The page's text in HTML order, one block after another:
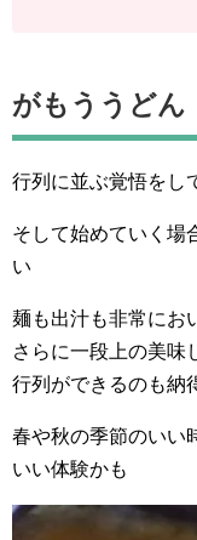
がもううどん
行列に並ぶ覚悟をし
そして始めていく場
い
麺も出汁も非常にお
さらに一段上の美味
行列ができるのも納
春や秋の季節のいい
いい体験かも